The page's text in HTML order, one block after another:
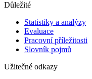
Důležité
Statistiky a analýzy
Evaluace
Pracovní příležitosti
Slovník pojmů
Užitečné odkazy